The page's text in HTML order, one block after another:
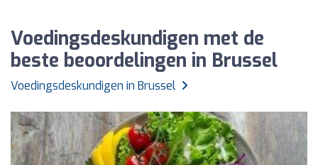
Voedingsdeskundigen met de
beste beoordelingen in Brussel
Voedingsdeskundigen in Brussel